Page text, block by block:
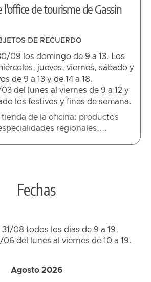
de tourisme de Gassin
DE RECUERDO
09 los domingo de 9 a 13. Los
jueves, viernes, sábado y
de 9 a 13 y de 14 a 18.
03 del lunes al viernes de 9 a 12 y
los festivos y fines de semana.
tienda de la oficina: productos
regionales,...
Fechas
31/08 todos los dias de 9 a 19.
del lunes al viernes de 10 a 19.
Agosto 2026